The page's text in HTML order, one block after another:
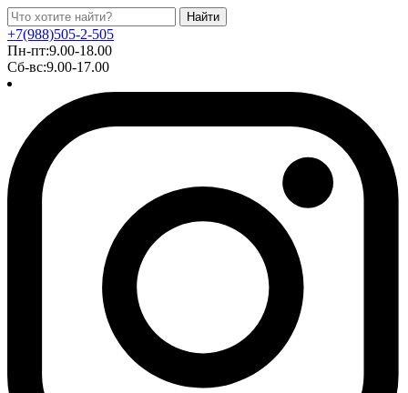
Найти
+7(988)505-2-505
Пн-пт:9.00-18.00
Сб-вс:9.00-17.00